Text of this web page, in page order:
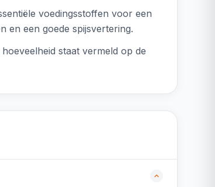
voedingsstoffen voor een
en een goede spijsvertering.
staat vermeld op de